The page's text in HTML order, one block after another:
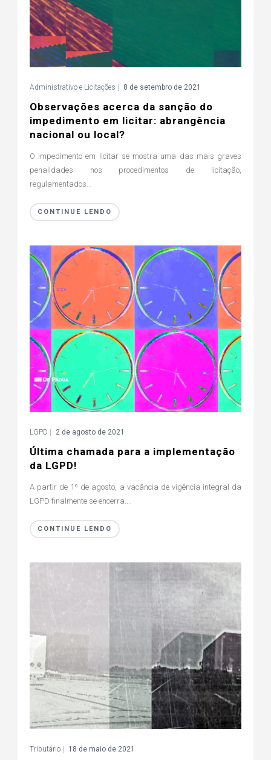
Administrativo e Licitações 8 de setembro de 2021
Observações acerca da sanção do
impedimento em licitar: abrangência
nacional ou local?
O impedimento em licitar se mostra uma das mais graves
penalidades nos procedimentos de licitação,
regulamentados...
CONTINUE LENDO
LGPD 2 de agosto de 2021
Última chamada para a implementação
da LGPD!
A partir de 1º de agosto, a vacância de vigência integral da
LGPD finalmente se encerra....
CONTINUE LENDO
Tributário| 18 de maio de 2021